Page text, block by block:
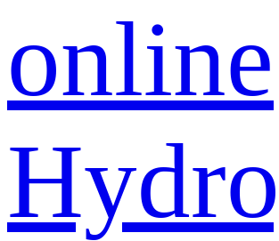
online